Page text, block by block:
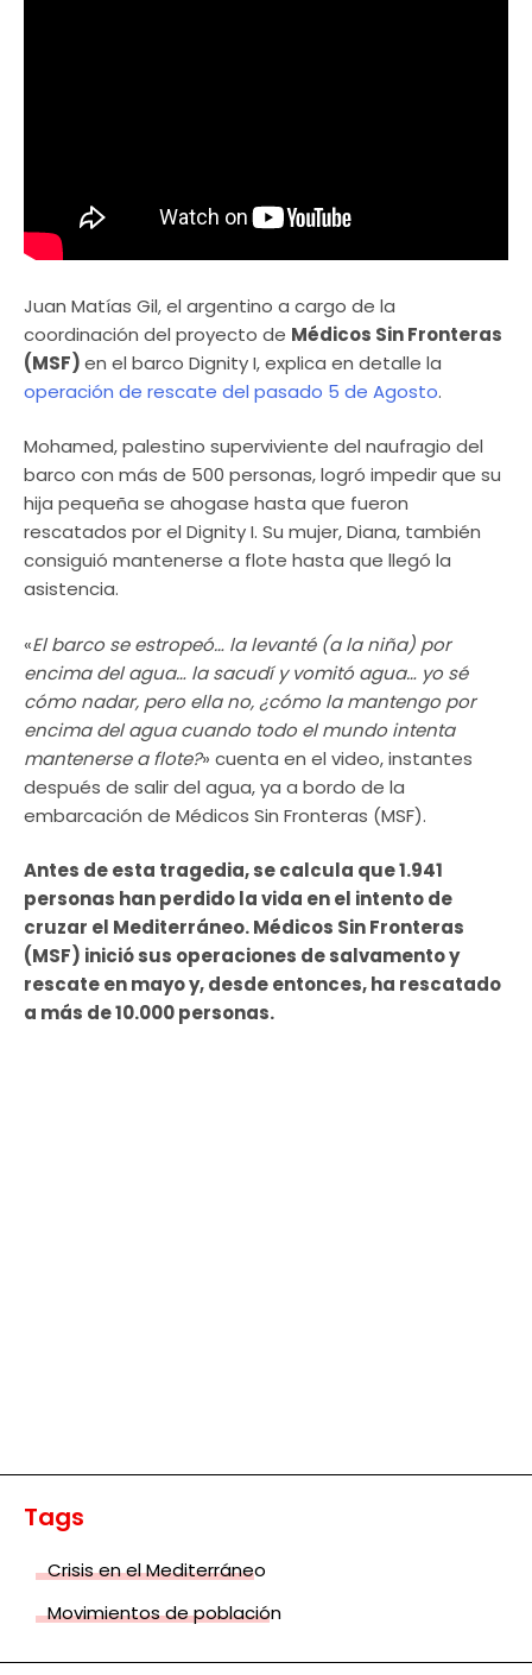
Juan Matías Gil, el argentino a cargo de la
coordinación del proyecto de Médicos Sin Fronteras
(MSF)en el barco Dignity I, explica en detalle la
operación de rescate del pasado 5 de Agosto.
Mohamed, palestino superviviente del naufragio del
barco con más de 500 personas, logró impedir que su
hija pequeña se ahogase hasta que fueron
rescatados por el Dignity I. Su mujer, Diana, también
consiguió mantenerse a flote hasta que llegó la
asistencia.
«El barco se estropeó… la levanté (a la niña) por
encima del agua… la sacudí y vomitó agua… yo sé
cómo nadar, pero ella no, ¿cómo la mantengo por
encima del agua cuando todo el mundo intenta
mantenerse a flote?» cuenta en el video, instantes
después de salir del agua, ya a bordo de la
embarcación de Médicos Sin Fronteras (MSF).
Antes de esta tragedia, se calcula que 1.941
personas han perdido la vida en el intento de
cruzar el Mediterráneo. Médicos Sin Fronteras
(MSF) inició sus operaciones de salvamento y
rescate en mayo y, desde entonces, ha rescatado
a más de 10.000 personas.
Tags
Crisis en el Mediterráneo
Movimientos de población